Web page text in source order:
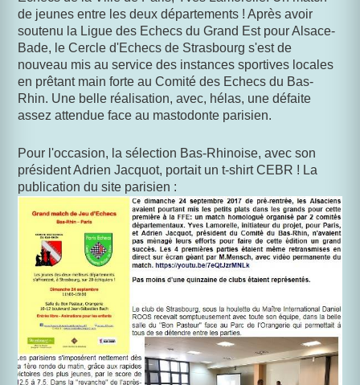
de jeunes entre les deux départements ! Après avoir
soutenu la Ligue des Echecs du Grand Est pour Alsace-
Bade, le Cercle d'Echecs de Strasbourg s'est de
nouveau mis au service des instances sportives locales
en prêtant main forte au Comité des Echecs du Bas-
Rhin. Une belle réalisation, avec, hélas, une défaite
assez attendue face au mastodonte parisien.
Pour l'occasion, la sélection Bas-Rhinoise, avec son
président Adrien Jacquot, portait un t-shirt CEBR ! La
publication du site parisien :